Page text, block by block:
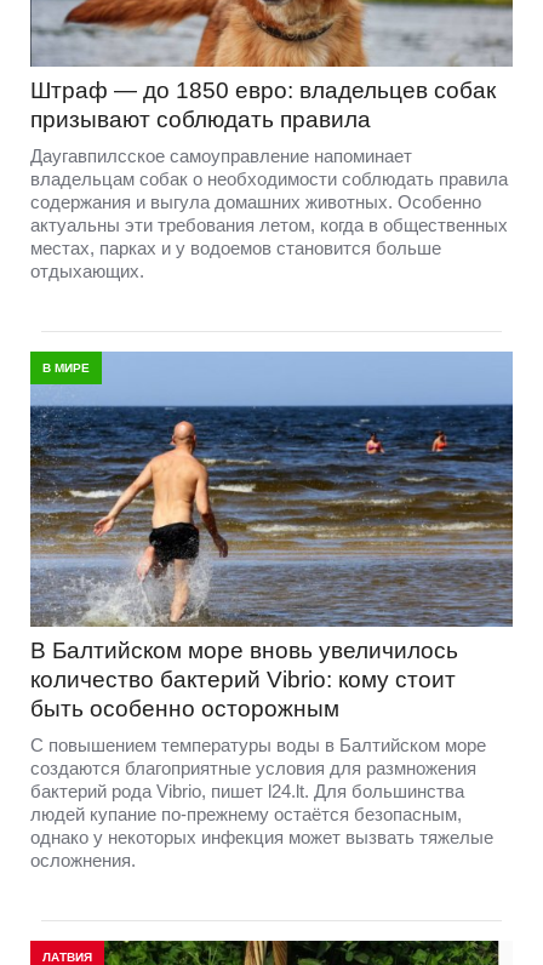
Штраф — до 1850 евро: владельцев собак
призывают соблюдать правила
Даугавпилсское самоуправление напоминает
владельцам собак о необходимости соблюдать правила
содержания и выгула домашних животных. Особенно
актуальны эти требования летом, когда в общественных
местах, парках и у водоемов становится больше
отдыхающих.
В МИРЕ
В Балтийском море вновь увеличилось
количество бактерий Vibrio: кому стоит
быть особенно осторожным
С повышением температуры воды в Балтийском море
создаются благоприятные условия для размножения
бактерий рода Vibrio, пишет l24.lt. Для большинства
людей купание по-прежнему остаётся безопасным,
однако у некоторых инфекция может вызвать тяжелые
осложнения.
ЛАТВИЯ